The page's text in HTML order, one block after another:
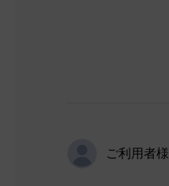
ご利用者様